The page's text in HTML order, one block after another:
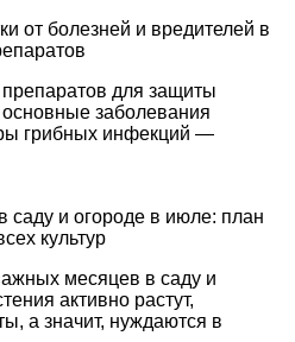
от болезней и вредителей в
для защиты
заболевания
грибных инфекций —
саду и огороде в июле: план
культур
месяцев в саду и
активно растут,
а значит, нуждаются в